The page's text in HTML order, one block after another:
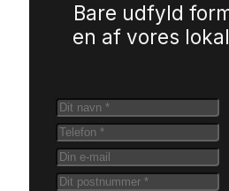
Bare udfyld
en af vores